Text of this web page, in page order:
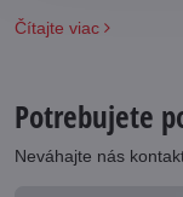
Čítajte viac
Potrebujete
Neváhajte nás